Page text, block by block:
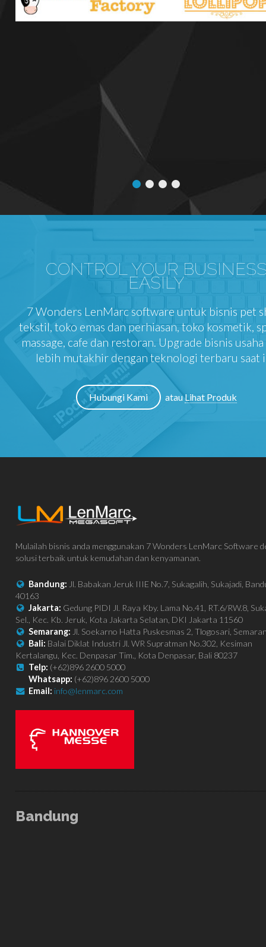
CONTROL YOUR
EASILY
7 Wonders LenMarc software untuk bisnis pet
tekstil, toko emas dan perhiasan, toko kosmetik,
massage, cafe dan restoran. Upgrade bisnis
lebih mutakhir dengan teknologi terbaru saat
Hubungi Kami atauLihat Produk
Mulailah bisnis anda menggunakan 7 Wonders LenMarc Software
solusi terbaik untuk kemudahan dan kenyamanan.
Bandung: Jl. Babakan Jeruk IIIE No.7, Sukagalih, Sukajadi,
40163
Jakarta: Gedung PIDI Jl. Raya Kby. Lama No.41, RT.6/RW.8,
Sel., Kec. Kb. Jeruk, Kota Jakarta Selatan, DKI Jakarta 11560
Semarang: Jl. Soekarno Hatta Puskesmas 2, Tlogosari,
Bali: Balai Diklat Industri Jl. WR Supratman No.302, Kesiman
Kertalangu, Kec. Denpasar Tim., Kota Denpasar, Bali 80237
Telp: (+62)896 2600 5000
Whatsapp: (+62)896 2600 5000
Email: info@lenmarc.com
Bandung